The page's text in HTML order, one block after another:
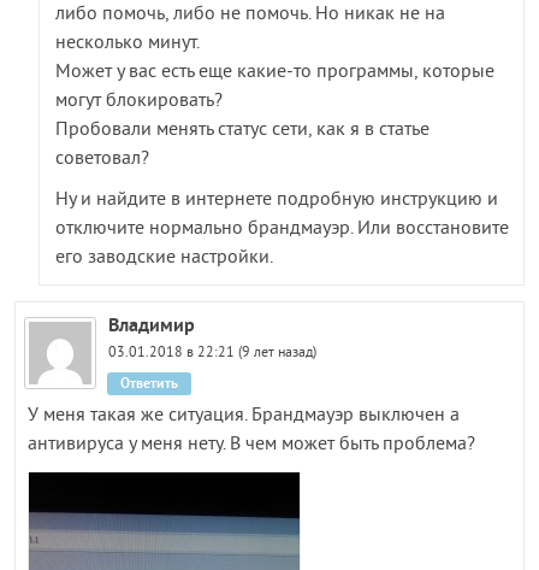
либо помочь, либо не помочь. Но никак не на
несколько минут.
Может у вас есть еще какие-то программы, которые
могут блокировать?
Пробовали менять статус сети, как я в статье
советовал?
Ну и найдите в интернете подробную инструкцию и
отключите нормально брандмауэр. Или восстановите
его заводские настройки.
Владимир
03.01.2018 в 22:21 (9 лет назад)
У меня такая же ситуация. Брандмауэр выключен а
антивируса у меня нету. В чем может быть проблема?
Ответить